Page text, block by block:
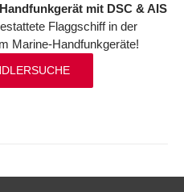
mit DSC & AIS
Flaggschiff in der
Marine-Handfunkgeräte!